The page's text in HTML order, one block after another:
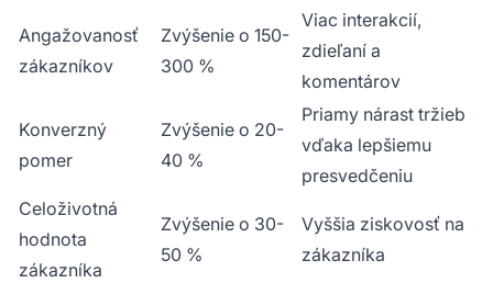
Angažovanosť
zákazníkov
Zvýšenie o 150-
300 %
Viac interakcií,
zdieľaní a
komentárov
Konverzný
pomer
Zvýšenie o 20-
40 %
Priamy nárast tržieb
vďaka lepšiemu
presvedčeniu
Celoživotná
hodnota
zákazníka
Zvýšenie o 30-
50 %
Vyššia ziskovosť na
zákazníka